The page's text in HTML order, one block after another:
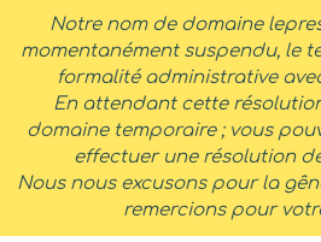
principalNotre nom de domaine
momentanément suspendu, le
formalité administrative
En attendant cette
domaine temporaire ; vous
effectuer une résolution
Nous nous excusons pour la
remercions pour